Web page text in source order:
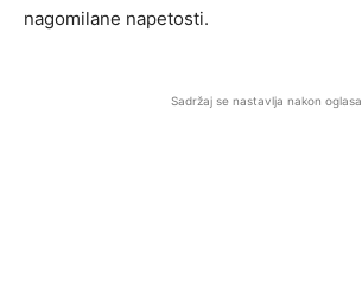
nagomilane napetosti.
Sadržaj se nastavlja nakon oglasa